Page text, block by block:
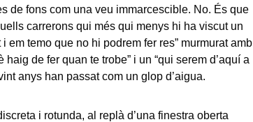
de fons com una veu immarcescible. No. És que
carrerons qui més qui menys hi ha viscut un
i em temo que no hi podrem fer res” murmurat amb
haig de fer quan te trobe” i un “qui serem d’aquí a
anys han passat com un glop d’aigua.
i rotunda, al replà d’una finestra oberta